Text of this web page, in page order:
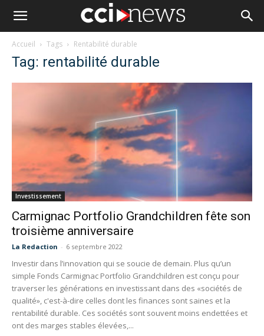
Accueil Tags Rentabilité durable
Tag: rentabilité durable
Investissement
Carmignac Portfolio Grandchildren fête son
troisième anniversaire
La Redaction - 6 septembre 2022
Investir dans l’innovation qui se soucie de demain. Plus qu’un
simple Fonds Carmignac Portfolio Grandchildren est conçu pour
traverser les générations en investissant dans des «sociétés de
qualité», c'est-à-dire celles dont les finances sont saines et la
rentabilité durable. Ces sociétés sont souvent moins endettées et
ont des marges stables élevées,...